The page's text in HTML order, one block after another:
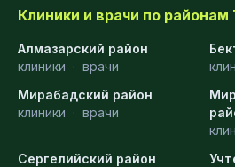
Клиники и врачи по
Алмазарский район
клиники · врачи
Мирабадский район
клиники · врачи
Сергелийский район